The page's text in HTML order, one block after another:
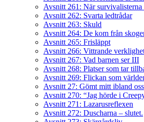
Avsnitt 261: När survivalisterna
Avsnitt 262: Svarta ledtrådar
Avsnitt 263: Skuld
Avsnitt 264: De kom från
Avsnitt 265: Frisläppt
Avsnitt 266: Vittrande
Avsnitt 267: Vad barnen ser III
Avsnitt 268: Platser som tar
Avsnitt 269: Flickan som
Avsnitt 27: Gömt mitt ibland oss
Avsnitt 270: “Jag hörde i
Avsnitt 271: Lazarusreflexen
Avsnitt 272: Duscharna – slutet.